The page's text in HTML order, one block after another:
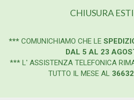
CHIUSURA
*** COMUNICHIAMO CHE LE
DAL 5 AL 23
*** L' ASSISTENZA TELEFONICA
TUTTO IL MESE AL